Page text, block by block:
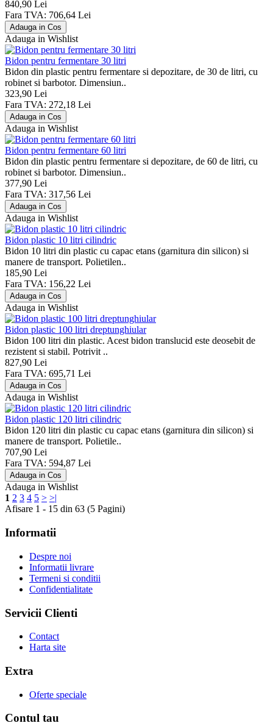
840,90 Lei
Fara TVA: 706,64 Lei
Adauga in Wishlist
Bidon pentru fermentare 30 litri
Bidon din plastic pentru fermentare si depozitare, de 30 de litri, cu
robinet si barbotor. Dimensiun..
323,90 Lei
Fara TVA: 272,18 Lei
Adauga in Wishlist
Bidon pentru fermentare 60 litri
Bidon din plastic pentru fermentare si depozitare, de 60 de litri, cu
robinet si barbotor. Dimensiun..
377,90 Lei
Fara TVA: 317,56 Lei
Adauga in Wishlist
Bidon plastic 10 litri cilindric
Bidon 10 litri din plastic cu capac etans (garnitura din silicon) si
manere de transport. Polietilen..
185,90 Lei
Fara TVA: 156,22 Lei
Adauga in Wishlist
Bidon plastic 100 litri dreptunghiular
Bidon 100 litri din plastic. Acest bidon translucid este deosebit de
rezistent si stabil. Potrivit ..
827,90 Lei
Fara TVA: 695,71 Lei
Adauga in Wishlist
Bidon plastic 120 litri cilindric
Bidon 120 litri din plastic cu capac etans (garnitura din silicon) si
manere de transport. Polietile..
707,90 Lei
Fara TVA: 594,87 Lei
Adauga in Wishlist
1 2 3 4 5 > >|
Afisare 1 - 15 din 63 (5 Pagini)
Informatii
Despre noi
Informatii livrare
Termeni si conditii
Confidentialitate
Servicii Clienti
Contact
Harta site
Extra
Oferte speciale
Contul tau